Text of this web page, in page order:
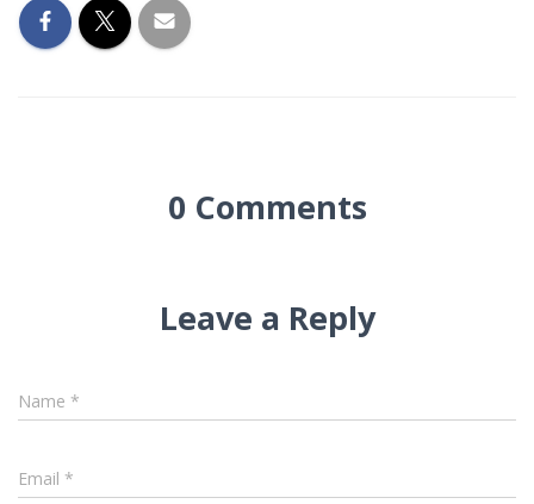
0 Comments
Leave a Reply
Name *
Email *